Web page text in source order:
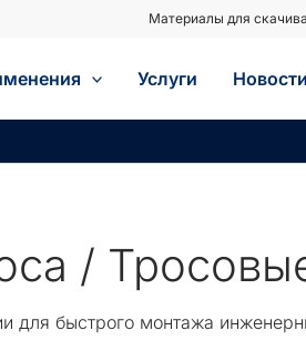
Материалы для
Услуги Новости
/
для быстрого монтажа